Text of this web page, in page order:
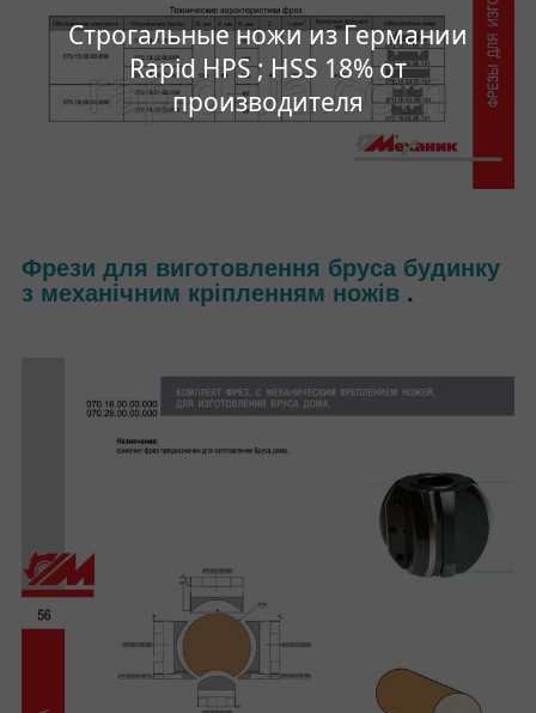
Строгальные ножи из Германии
Rapid HPS ; HSS 18% от
производителя
Фрези для виготовлення бруса будинку
з механічним кріпленням ножів .